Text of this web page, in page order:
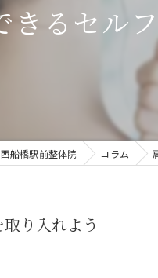
割カイロプラクティックコース
ラクゼーションメニュー
るセル
船橋駅前整体院 コラム
り入れよう